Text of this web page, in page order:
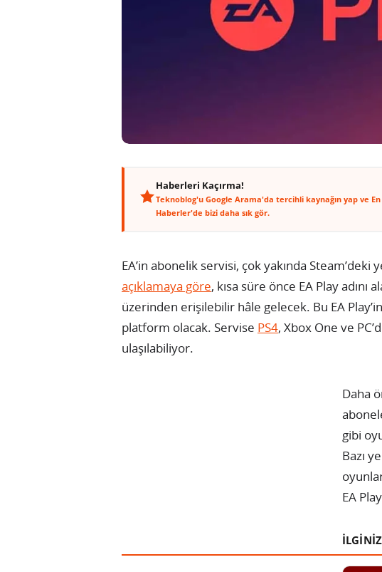
Haberleri Kaçırma!
Teknoblog'u Google Arama'da tercihli kaynağın yap ve
Haberler'de bizi daha sık gör.
EA’in abonelik servisi, çok yakında Steam’deki
açıklamaya göre, kısa süre önce EA Play adını
üzerinden erişilebilir hâle gelecek. Bu EA
platform olacak. Servise PS4, Xbox One ve
ulaşılabiliyor.
Daha
gibi
Bazı
EA